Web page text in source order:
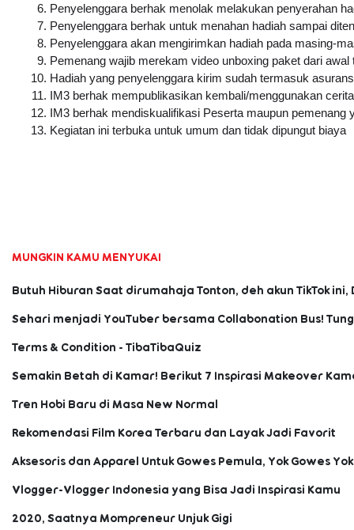
Penyelenggara berhak menolak melakukan penyerahan
Penyelenggara berhak untuk menahan hadiah sampai
Penyelenggara akan mengirimkan hadiah pada masing-
Pemenang wajib merekam video unboxing paket dari
Hadiah yang penyelenggara kirim sudah termasuk
IM3 berhak mempublikasikan kembali/menggunakan
IM3 berhak mendiskualifikasi Peserta maupun
Kegiatan ini terbuka untuk umum dan tidak dipungut biaya
MUNGKIN KAMU MENYUKAI
Butuh Hiburan Saat dirumahaja Tonton, deh akun TikTok ini,
Sehari menjadi YouTuber bersama Collabonation Bus!
Terms & Condition - TibaTibaQuiz
Semakin Betah di Kamar! Berikut 7 Inspirasi Makeover
Tren Hobi Baru di Masa New Normal
Rekomendasi Film Korea Terbaru dan Layak Jadi Favorit
Aksesoris dan Apparel Untuk Gowes Pemula, Yok Gowes
Vlogger-Vlogger Indonesia yang Bisa Jadi Inspirasi Kamu
2020, Saatnya Mompreneur Unjuk Gigi